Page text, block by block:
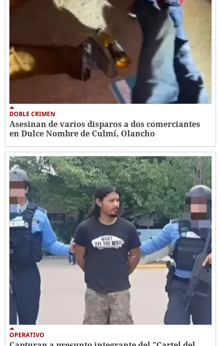
DOBLE CRIMEN
Asesinan de varios disparos a dos comerciantes
en Dulce Nombre de Culmí, Olancho
OPERATIVO